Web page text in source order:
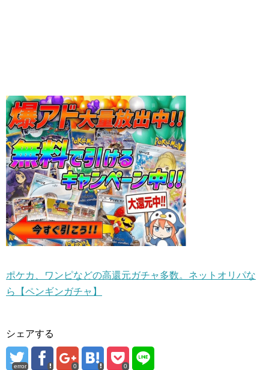
ポケカ、ワンピなどの高還元ガチャ多数。ネットオリパな
ら【ペンギンガチャ】
シェアする
error 0 0